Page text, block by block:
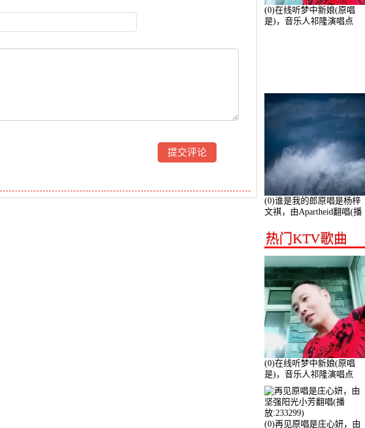
(0)在线听梦中新娘(原唱
是)，音乐人祁隆演唱点
(0)谁是我的郎原唱是杨梓
文祺，由Apartheid翻唱(播
热门KTV歌曲
(0)在线听梦中新娘(原唱
是)，音乐人祁隆演唱点
播:2713192次
(0)再见原唱是庄心妍，由